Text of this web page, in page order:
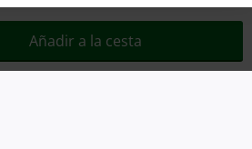
Añadir a la cesta